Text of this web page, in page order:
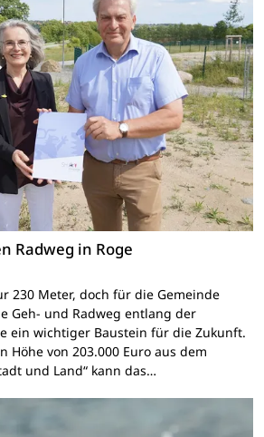
Radweg in Roge
230 Meter, doch für die Gemeinde
Geh- und Radweg entlang der
ein wichtiger Baustein für die Zukunft.
Höhe von 203.000 Euro aus dem
und Land“ kann das…